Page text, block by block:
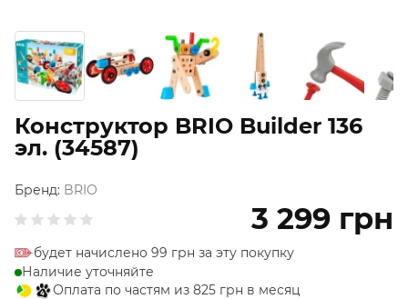
Конструктор BRIO Builder 136
эл. (34587)
Бренд: BRIO
3 299 грн
будет начислено 99 грн за эту покупку
Наличие уточняйте
Оплата по частям из 825 грн в месяц